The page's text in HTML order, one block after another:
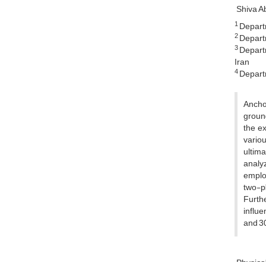
Shiva
1
2
3
Iran
4
the
two-
and